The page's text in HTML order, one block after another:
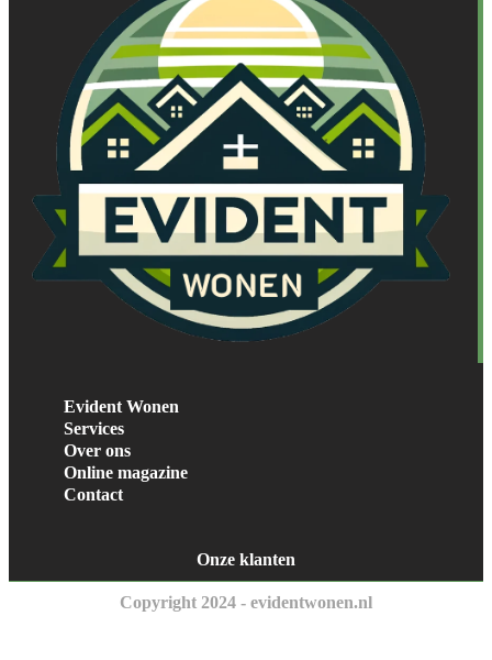
Evident Wonen
Services
Over ons
Online magazine
Contact
Onze klanten
Copyright 2024 - evidentwonen.nl